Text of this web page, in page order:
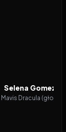
Selena Gomez
Mavis Dracula (głos)